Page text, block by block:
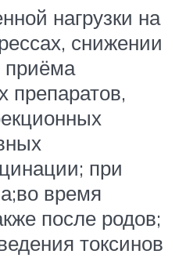
нагрузки на
снижении
приёма
препаратов,
при
время
после родов;
токсинов